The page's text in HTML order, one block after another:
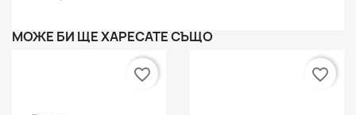
МОЖЕ БИ ЩЕ ХАРЕСАТЕ СЪЩО
favorite_border favorite_border